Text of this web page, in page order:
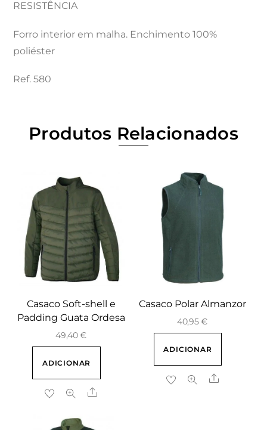
RESISTÊNCIA
Forro interior em malha. Enchimento 100%
poliéster
Ref. 580
Produtos Relacionados
Casaco Soft-shell e
Padding Guata Ordesa
49,40€
ADICIONAR
Share
Casaco Polar Almanzor
40,95€
ADICIONAR
Share